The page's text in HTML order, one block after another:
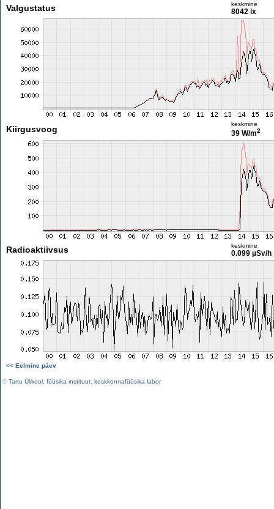
Valgustatus keskmine
8042 lx
Kiirgusvoog
keskmine
39 W/m2
Radioaktiivsus keskmine
0.099 µSv/h
<< Eelmine päev
©Tartu Ülikool füüsika instituut keskkonnafüüsika labor